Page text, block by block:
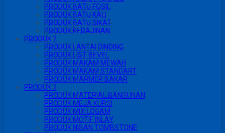
PRODUK BATU FOSIL
PRODUK BATU KALI
PRODUK BATU SIKAT
PRODUK KERAJINAN
PRODUK 2
PRODUK LANTAI DINDING
PRODUK LIST BEVEL
PRODUK MAKAM MEWAH
PRODUK MAKAM STANDART
PRODUK MARMER BAKAR
PRODUK 3
PRODUK MATERIAL BANGUNAN
PRODUK MEJA KURSI
PRODUK MIX LOGAM
PRODUK MOTIF INLAY
PRODUK NISAN TOMBSTONE